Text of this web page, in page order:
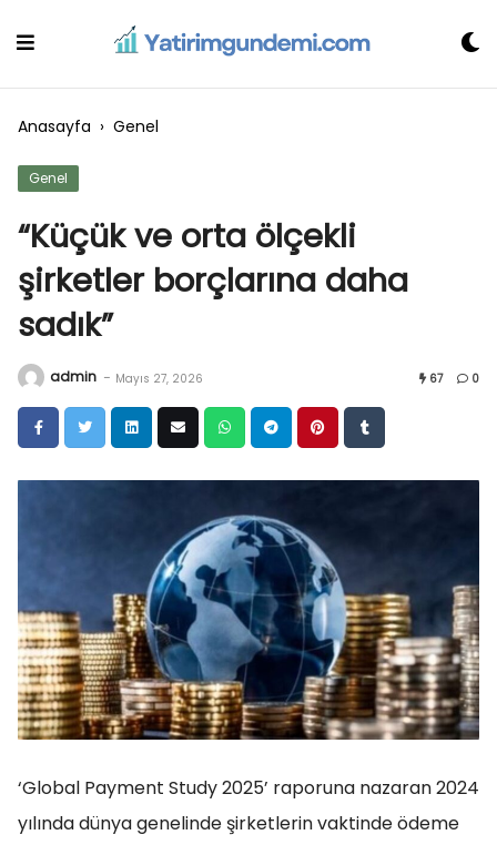
Anasayfa › Genel
Genel
“Küçük ve orta ölçekli
şirketler borçlarına daha
sadık”
admin - Mayıs 27, 2026 67 0
‘Global Payment Study 2025’ raporuna nazaran 2024
yılında dünya genelinde şirketlerin vaktinde ödeme